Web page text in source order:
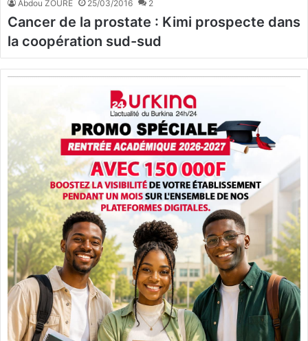
Abdou ZOURE 25/03/2016 2
Cancer de la prostate : Kimi prospecte dans
la coopération sud-sud